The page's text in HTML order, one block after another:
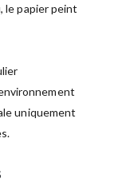
le papier peint
uniquement